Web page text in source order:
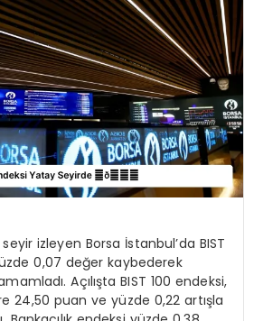
seyir izleyen Borsa İstanbul’da BIST
0,07 değer kaybederek
Açılışta BIST 100 endeksi,
24,50 puan ve yüzde 0,22 artışla